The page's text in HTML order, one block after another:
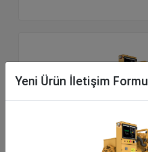
C3.3 | DE50E0
Yeni Ürün İletişim Formu